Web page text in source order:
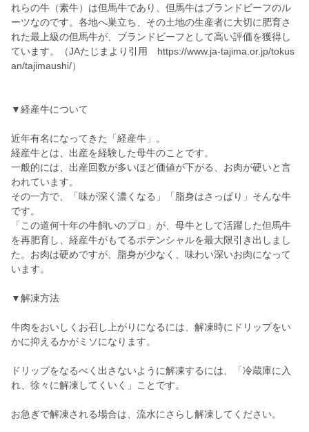
れらの牛（素牛）は但馬牛であり、但馬牛はブランドビーフのル
ーツなのです。各地へ巣立ち、その土地の生産者に大切に肥育さ
れた最上級の但馬牛が、ブランドビーフとして高い評価を獲得し
ています。（JAたじまより引用 https://www.ja-tajima.or.jp/tokus
an/tajimaushi/）
▼経産牛について
近年有名になってきた「経産牛」。
経産牛とは、出産を経験した母牛のことです。
一般的には、出産回数が多いほど価値が下がる、お肉が硬いと言
われています。
その一方で、「味が深く濃くなる」「脂身はさっぱり」そんな牛
です。
「この道何十年の牛飼いのプロ」が、母牛として活躍した但馬牛
を再肥育し、経産牛がもてるポテンシャルを最大限引き出しまし
た。お肉は硬めですが、脂身が少なく、味わい深いお肉になって
います。
▼解凍方法
牛肉をおいしくお召し上がりになるには、解凍時にドリップをい
かに抑えるかがミソになります。
ドリップをなるべく出さないように解凍するには、「冷蔵庫に入
れ、徐々に解凍してくいく」ことです。
お急ぎで解凍される場合は、流水にさらし解凍してください。